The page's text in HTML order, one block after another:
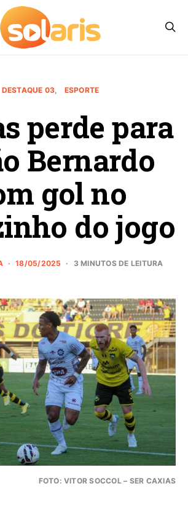
DESTAQUE 03 ESPORTE
perde para
Bernardo
gol no
do jogo
18/05/2025 3 MINUTOS DE LEITURA
FOTO: VITOR SOCCOL – SER CAXIAS